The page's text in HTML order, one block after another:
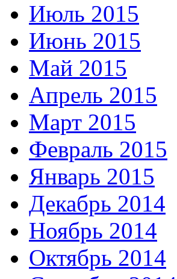
Июль 2015
Июнь 2015
Май 2015
Апрель 2015
Март 2015
Февраль 2015
Январь 2015
Декабрь 2014
Ноябрь 2014
Октябрь 2014